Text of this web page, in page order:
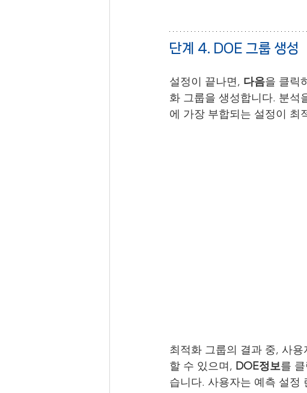
단계 4. DOE 그룹 생성
설정이 끝나면, 다음을 클릭
화 그룹을 생성합니다. 분석
에 가장 부합되는 설정이 최
최적화 그룹의 결과 중, 사
할 수 있으며, DOE정보를
습니다. 사용자는 예측 설정